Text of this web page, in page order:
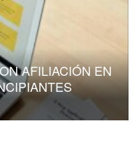
AFILIACIÓN EN